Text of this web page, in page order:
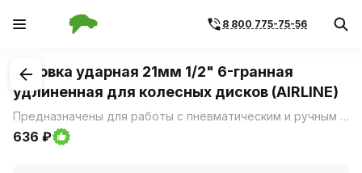
8 800 775-75-56
1/1
Головка ударная 21мм 1/2" 6-гранная
удлиненная для колесных дисков (AIRLINE)
Предназначены для работы с пневматическим и ручным инструментом.
636 ₽